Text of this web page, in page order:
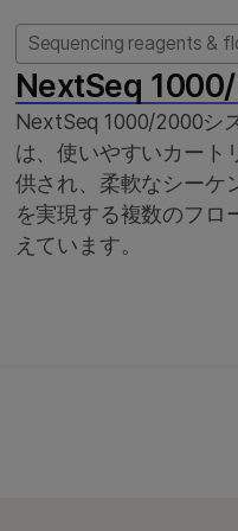
Sequencing reagents &
NextSeq
NextSeq 1000/2000シ
は、使いやすいカート
供され、柔軟なシーケ
を実現する複数のフロ
えています。